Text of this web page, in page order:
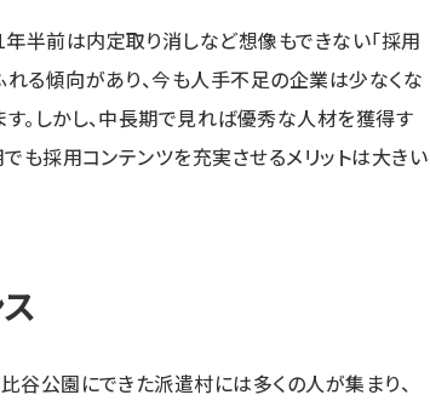
年半前は内定取り消しなど想像もできない「採用
る傾向があり、今も人手不足の企業は少なくな
。しかし、中長期で見れば優秀な人材を獲得す
でも採用コンテンツを充実させるメリットは大きい
谷公園にできた派遣村には多くの人が集まり、